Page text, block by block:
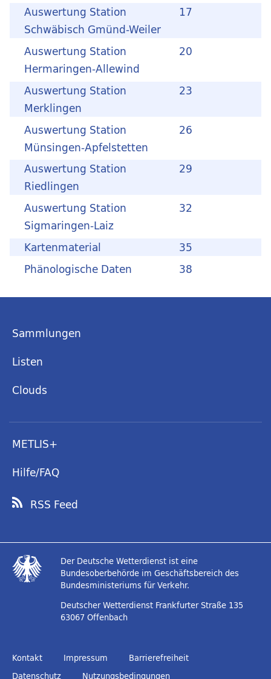
17
Auswertung Station
Schwäbisch Gmünd-Weiler
20
Auswertung Station
Hermaringen-Allewind
23
Auswertung Station
Merklingen
26
Auswertung Station
Münsingen-Apfelstetten
29
Auswertung Station
Riedlingen
32
Auswertung Station
Sigmaringen-Laiz
35
Kartenmaterial
38
Phänologische Daten
Sammlungen
Listen
Clouds
METLIS+
Hilfe/FAQ
RSS Feed
Der Deutsche Wetterdienst ist eine
Bundesoberbehörde im Geschäftsbereich des
Bundesministeriums für Verkehr.
Deutscher Wetterdienst Frankfurter Straße 135
63067 Offenbach
Kontakt Impressum
Barrierefreiheit
Datenschutz
Nutzungsbedingungen